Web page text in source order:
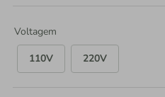
Voltagem
110V
220V